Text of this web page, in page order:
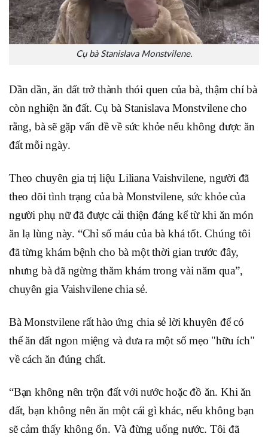
Cụ bà Stanislava Monstvilene.
Dần dần, ăn đất trở thành thói quen của bà, thậm chí bà
còn nghiện ăn đất. Cụ bà Stanislava Monstvilene cho
rằng, bà sẽ gặp vấn đề về sức khỏe nếu không được ăn
đất mỗi ngày.
Theo chuyên gia trị liệu Liliana Vaishvilene, người đã
theo dõi tình trạng của bà Monstvilene, sức khỏe của
người phụ nữ đã được cải thiện đáng kể từ khi ăn món
ăn lạ lùng này. “Chỉ số máu của bà khá tốt. Chúng tôi
đã từng khám bệnh cho bà một thời gian trước đây,
nhưng bà đã ngừng thăm khám trong vài năm qua”,
chuyên gia Vaishvilene chia sẻ.
Bà Monstvilene rất hào ứng chia sẻ lời khuyên để có
thể ăn đất ngon miệng và đưa ra một số mẹo "hữu ích"
về cách ăn đúng chất.
“Bạn không nên trộn đất với nước hoặc đồ ăn. Khi ăn
đất, bạn không nên ăn một cái gì khác, nếu không bạn
sẽ cảm thấy không ổn. Và đừng uống nước. Tôi đã